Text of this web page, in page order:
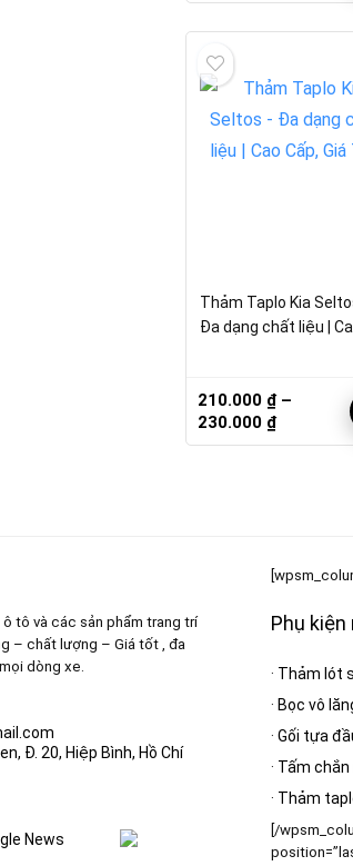
230.000
Thảm Taplo Kia
Đa dạng chất liệu |
210.000 ₫ –
230.000 ₫Khoảng
giá:
tô và các sản phẩm trang trí
– chất lượng – Giá tốt , đa
dòng xe.
Đ. 20, Hiệp Bình, Hồ Chí
Phụ
· Thảm lót
· Bọc vô
·Gối tựa
· Tấm chắn
· Thảm
[/